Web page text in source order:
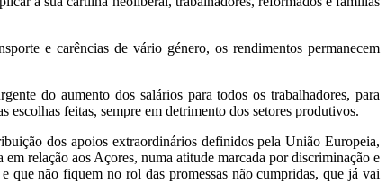
e carências de vário género, os rendimentos permanecem
do aumento dos salários para todos os trabalhadores, para
escolhas feitas, sempre em detrimento dos setores produtivos.
dos apoios extraordinários definidos pela União Europeia,
relação aos Açores, numa atitude marcada por discriminação e
que não fiquem no rol das promessas não cumpridas, que já vai